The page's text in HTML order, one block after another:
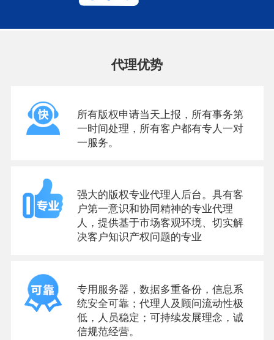
代理优势
所有版权申请当天上报，所有事务第
一时间处理，所有客户都有专人一对
一服务。
强大的版权专业代理人后台。具有客
户第一意识和协同精神的专业代理
人，提供基于市场客观环境、切实解
决客户知识产权问题的专业
专用服务器，数据多重备份，信息系
统安全可靠；代理人及顾问流动性极
低，人员稳定；可持续发展理念，诚
信规范经营。